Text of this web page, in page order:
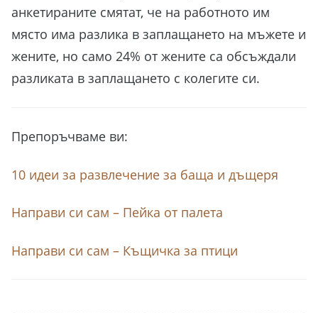
анкетираните смятат, че на работното им
място има разлика в заплащането на мъжете и
жените, но само 24% от жените са обсъждали
разликата в заплащането с колегите си.
Препоръчваме ви:
10 идеи за развлечение за баща и дъщеря
Направи си сам – Пейка от палета
Направи си сам – Къщичка за птици